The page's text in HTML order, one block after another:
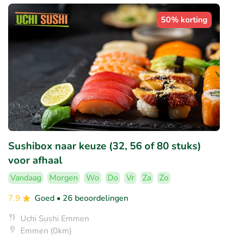
50% korting
Sushibox naar keuze (32, 56 of 80 stuks)
voor afhaal
Vandaag Morgen Wo Do Vr Za
Zo
7.9
Goed • 26 beoordelingen
Uchi Sushi Emmen
Emmen (0km)